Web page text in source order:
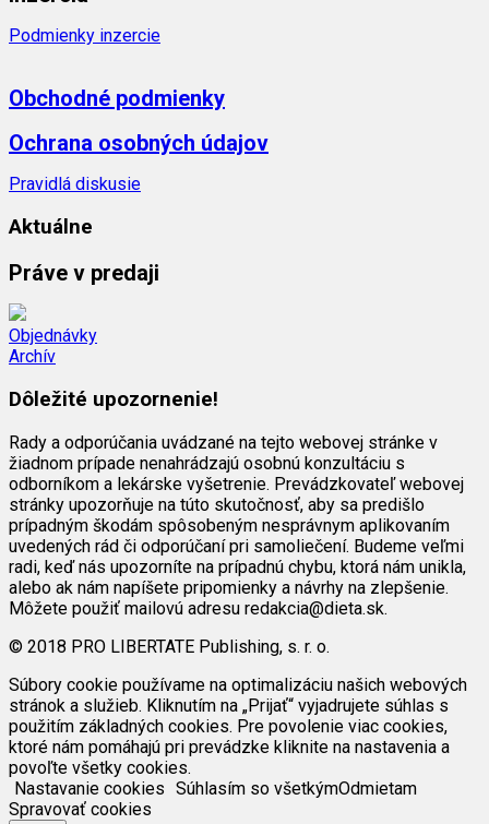
Podmienky inzercie
Obchodné podmienky
Ochrana osobných údajov
Pravidlá diskusie
Aktuálne
Práve v predaji
Objednávky
Archív
Dôležité upozornenie!
Rady a odporúčania uvádzané na tejto webovej stránke v
žiadnom prípade nenahrádzajú osobnú konzultáciu s
odborníkom a lekárske vyšetrenie. Prevádzkovateľ webovej
stránky upozorňuje na túto skutočnosť, aby sa predišlo
prípadným škodám spôsobeným nesprávnym aplikovaním
uvedených rád či odporúčaní pri samoliečení. Budeme veľmi
radi, keď nás upozorníte na prípadnú chybu, ktorá nám unikla,
alebo ak nám napíšete pripomienky a návrhy na zlepšenie.
Môžete použiť mailovú adresu redakcia@dieta.sk.
© 2018 PRO LIBERTATE Publishing, s. r. o.
Súbory cookie používame na optimalizáciu našich webových
stránok a služieb. Kliknutím na „Prijať“ vyjadrujete súhlas s
použitím základných cookies. Pre povolenie viac cookies,
ktoré nám pomáhajú pri prevádzke kliknite na nastavenia a
povoľte všetky cookies.
Nastavanie cookies Súhlasím so všetkýmOdmietam
Spravovať cookies